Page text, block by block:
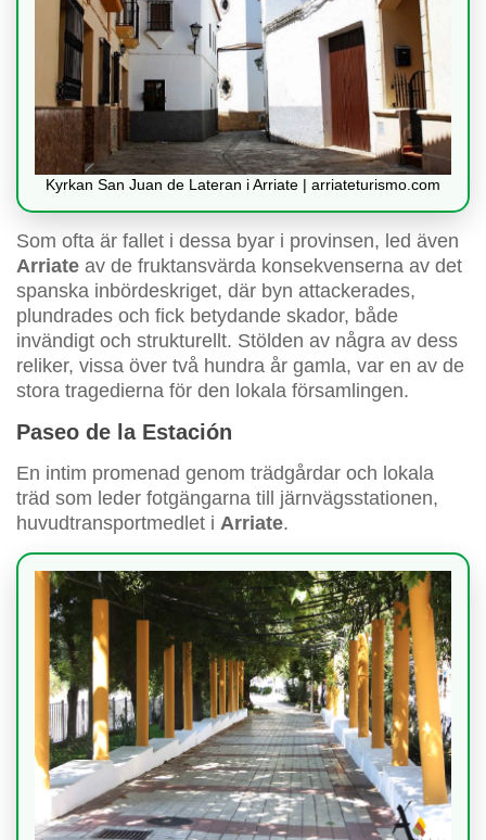
Kyrkan San Juan de Lateran i Arriate | arriateturismo.com
Som ofta är fallet i dessa byar i provinsen, led även
Arriate av de fruktansvärda konsekvenserna av det
spanska inbördeskriget, där byn attackerades,
plundrades och fick betydande skador, både
invändigt och strukturellt. Stölden av några av dess
reliker, vissa över två hundra år gamla, var en av de
stora tragedierna för den lokala församlingen.
Paseo de la Estación
En intim promenad genom trädgårdar och lokala
träd som leder fotgängarna till järnvägsstationen,
huvudtransportmedlet i Arriate.